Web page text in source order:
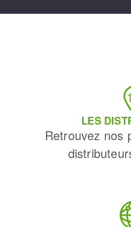
LES
Retrouvez nos